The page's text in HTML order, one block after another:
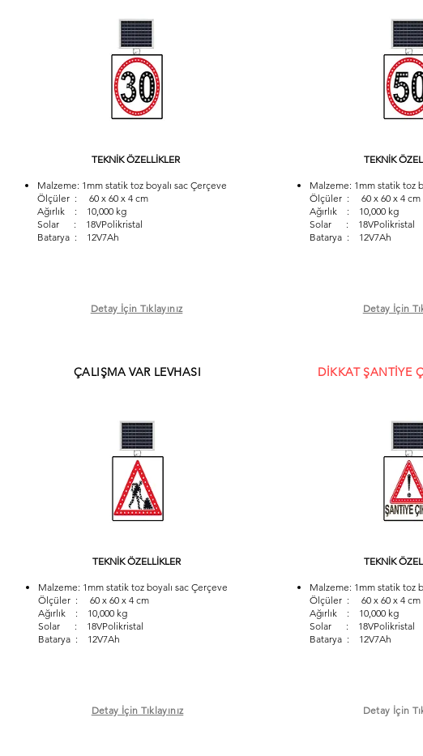
TEKNİK ÖZELLİKLER
Malzeme: 1mm statik toz boyalı sac Çerçeve
Ölçüler : 60 x 60 x 4 cm
Ağırlık : 10,000 kg
Solar : 18VPolikristal
Batarya : 12V7Ah
Detay İçin Tıklayınız
TEKNİK
Malzeme: 1mm statik toz
Ölçüler : 60 x 60 x 4 cm
Ağırlık : 10,000 kg
Solar : 18VPolikristal
Batarya : 12V7Ah
Detay İçin
ÇALIŞMA VAR LEVHASI
TEKNİK ÖZELLİKLER
Malzeme: 1mm statik toz boyalı sac Çerçeve
Ölçüler : 60 x 60 x 4 cm
Ağırlık : 10,000 kg
Solar : 18VPolikristal
Batarya : 12V7Ah
Detay İçin Tıklayınız
DİKKAT ŞANTİYE
TEKNİK
Malzeme: 1mm statik toz
Ölçüler : 60 x 60 x 4 cm
Ağırlık : 10,000 kg
Solar : 18VPolikristal
Batarya : 12V7Ah
Detay İçin